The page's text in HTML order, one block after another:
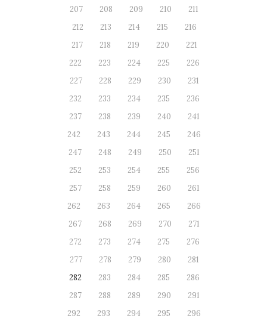
207
208 209 210
211
212
213 214 215
216
217
218 219 220
221
222
223 224 225
226
227
228 229 230
231
232
233 234 235
236
237
238 239 240
241
242
243 244 245
246
247
248 249 250
251
252
253 254 255
256
257
258 259 260
261
262
263 264 265
266
267
268 269 270
271
272
273 274 275
276
277
278 279 280
281
282
283 284 285
286
287
288 289 290
291
292
293 294 295
296